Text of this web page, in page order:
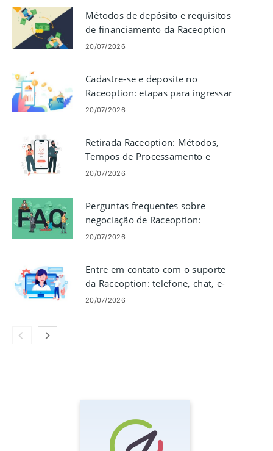
Métodos de depósito e requisitos
de financiamento da Raceoption
20/07/2026
Cadastre-se e deposite no
Raceoption: etapas para ingressar
e financiar sua conta
20/07/2026
Retirada Raceoption: Métodos,
Tempos de Processamento e
Limites
20/07/2026
Perguntas frequentes sobre
negociação de Raceoption:
respostas a perguntas comuns de
20/07/2026
Entre em contato com o suporte
da Raceoption: telefone, chat, e-
mail e tempos de resposta
20/07/2026